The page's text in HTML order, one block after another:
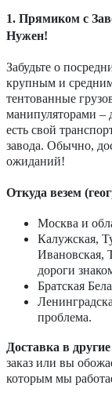
1. Прямиком с
Нужен!
Забудьте о
крупным и
тентованные
манипуляторами –
есть свой
завода. Обычно,
ожиданий!
Откуда везем
Москва и
Калужская,
Ивановская,
дороги
Братская
проблема.
Доставка в
заказ или вы
которым мы